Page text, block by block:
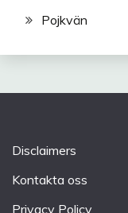
Pojkvän
Disclaimers
Kontakta oss
Privacy Policy